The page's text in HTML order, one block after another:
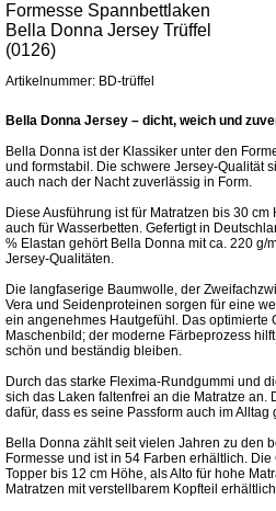
Formesse Spannbettlaken
Bella Donna Jersey Trüffel
(0126)
Artikelnummer: BD-trüffel
Bella Donna Jersey – dicht, weich und
Bella Donna ist der Klassiker unter den
und formstabil. Die schwere Jersey-Qualität
auch nach der Nacht zuverlässig in Form.
Diese Ausführung ist für Matratzen bis 30
auch für Wasserbetten. Gefertigt in
% Elastan gehört Bella Donna mit ca. 220 g/
Jersey-Qualitäten.
Die langfaserige Baumwolle, der
Vera und Seidenproteinen sorgen für eine
ein angenehmes Hautgefühl. Das optimierte
Maschenbild; der moderne Färbeprozess
schön und beständig bleiben.
Durch das starke Flexima-Rundgummi und
sich das Laken faltenfrei an die Matratze an.
dafür, dass es seine Passform auch im Alltag
Bella Donna zählt seit vielen Jahren zu den
Formesse und ist in 54 Farben erhältlich.
Topper bis 12 cm Höhe, als Alto für hohe
Matratzen mit verstellbarem Kopfteil